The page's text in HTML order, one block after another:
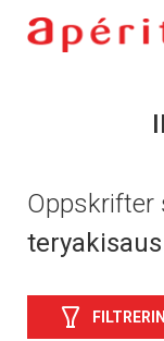
Oppskrifter
teryakisaus